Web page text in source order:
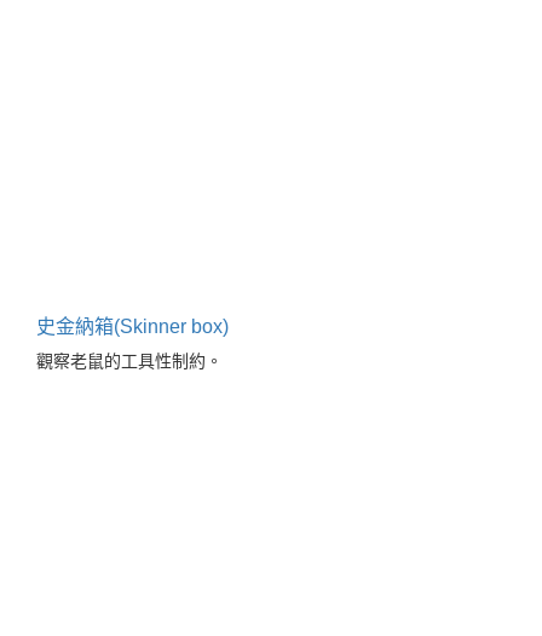
史金納箱(Skinner box)
觀察老鼠的工具性制約。